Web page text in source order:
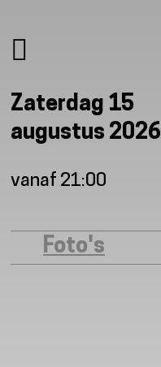
Zaterdag 15
augustus 2026
vanaf 21:00
Foto's